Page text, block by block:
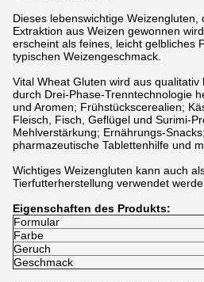
Dieses lebenswichtige Weizengluten,
Extraktion aus Weizen gewonnen
erscheint als feines, leicht gelbliches
typischen Weizengeschmack.
Vital Wheat Gluten wird aus qualitativ
durch Drei-Phase-Trenntechnologie
und Aromen; Frühstückscerealien;
Fleisch, Fisch, Geflügel und Surimi-
Mehlverstärkung; Ernährungs-
pharmazeutische Tablettenhilfe und
Wichtiges Weizengluten kann auch
Tierfutterherstellung verwendet
Eigenschaften des Produkts:
Formular
Farbe
Geruch
Geschmack